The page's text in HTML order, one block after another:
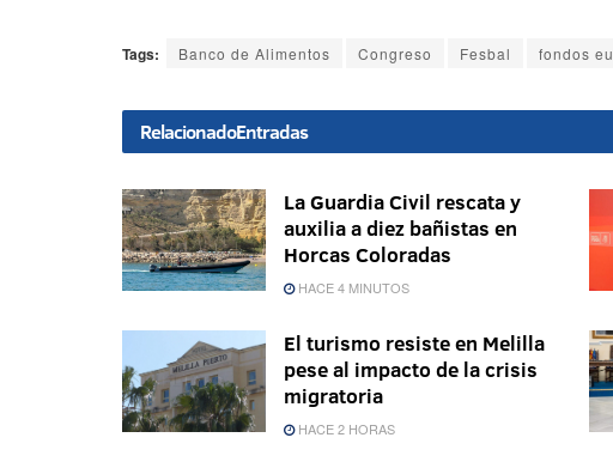
Tags: Banco de Alimentos Congreso Fesbal fondos
RelacionadoEntradas
La Guardia Civil rescata y
auxilia a diez bañistas en
Horcas Coloradas
HACE 4 MINUTOS
El turismo resiste en Melilla
pese al impacto de la crisis
migratoria
HACE 2 HORAS